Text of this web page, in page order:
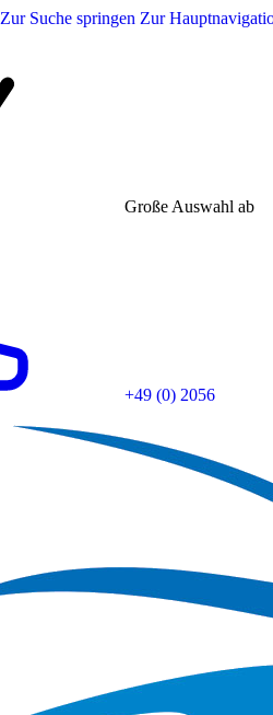
Zur Suche springen Zur
Große Auswahl ab
+49 (0) 2056